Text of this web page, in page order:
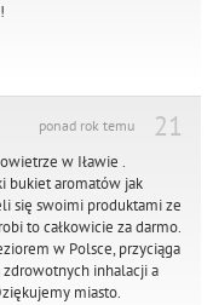
21
ponad rok temu
w Iławie .
bukiet aromatów jak
się swoimi produktami ze
to całkowicie za darmo.
w Polsce, przyciąga
inhalacji a
miasto.